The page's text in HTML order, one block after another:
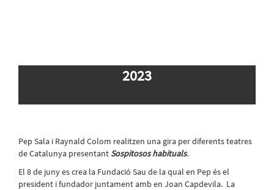
2023
Pep Sala i Raynald Colom realitzen una gira per diferents teatres
de Catalunya presentant Sospitosos habituals.
El 8 de juny es crea la Fundació Sau de la qual en Pep és el
president i fundador juntament amb en Joan Capdevila. La